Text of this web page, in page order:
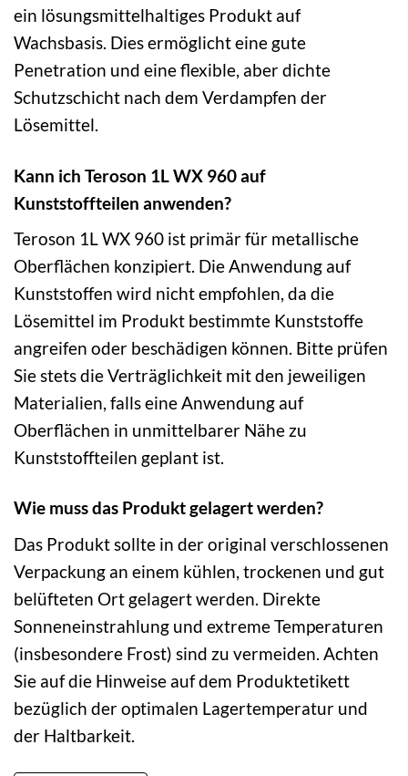
ein lösungsmittelhaltiges Produkt auf
Wachsbasis. Dies ermöglicht eine gute
Penetration und eine flexible, aber dichte
Schutzschicht nach dem Verdampfen der
Lösemittel.
Kann ich Teroson 1L WX 960 auf
Kunststoffteilen anwenden?
Teroson 1L WX 960 ist primär für metallische
Oberflächen konzipiert. Die Anwendung auf
Kunststoffen wird nicht empfohlen, da die
Lösemittel im Produkt bestimmte Kunststoffe
angreifen oder beschädigen können. Bitte prüfen
Sie stets die Verträglichkeit mit den jeweiligen
Materialien, falls eine Anwendung auf
Oberflächen in unmittelbarer Nähe zu
Kunststoffteilen geplant ist.
Wie muss das Produkt gelagert werden?
Das Produkt sollte in der original verschlossenen
Verpackung an einem kühlen, trockenen und gut
belüfteten Ort gelagert werden. Direkte
Sonneneinstrahlung und extreme Temperaturen
(insbesondere Frost) sind zu vermeiden. Achten
Sie auf die Hinweise auf dem Produktetikett
bezüglich der optimalen Lagertemperatur und
der Haltbarkeit.